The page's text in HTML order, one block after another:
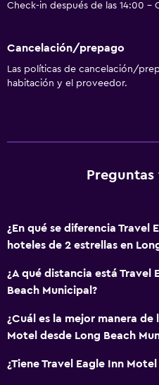
Accesibilidad
Silla para ducha
Estacionamiento accesible
Áreas designadas para
Inodoro adaptado
Tina de baño
Aseo
Baño privado
Check-in después de las 14:00 -
Cancelación/prepago
Las políticas de cancelación/
habitación y el proveedor.
¿En qué se diferencia Travel
hoteles de 2 estrellas en
¿A qué distancia está Travel
Beach Municipal?
¿Cuál es la mejor manera de
Motel desde Long Beach
¿Tiene Travel Eagle Inn